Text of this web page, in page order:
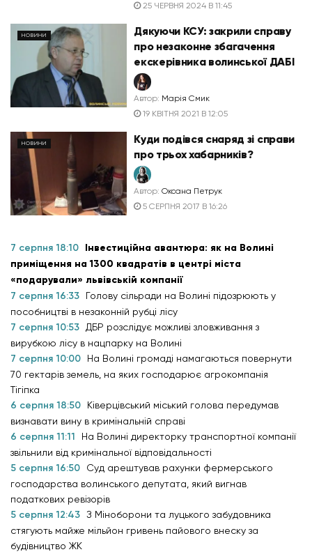
25 ЧЕРВНЯ 2024 В 11:45
НОВИНИ
Дякуючи КСУ: закрили справу
про незаконне збагачення
екскерівника волинської ДАБІ
Автор: Марія Смик
19 КВІТНЯ 2021 В 12:05
НОВИНИ
Куди подівся снаряд зі справи
про трьох хабарників?
Автор: Оксана Петрук
5 СЕРПНЯ 2017 В 16:26
7 серпня 18:10 Інвестиційна авантюра: як на Волині
приміщення на 1300 квадратів в центрі міста
«подарували» львівській компанії
7 серпня 16:33
Голову сільради на Волині підозрюють у
пособництві в незаконній рубці лісу
7 серпня 10:53
ДБР розслідує можливі зловживання з
вирубкою лісу в нацпарку на Волині
7 серпня 10:00
На Волині громаді намагаються повернути
70 гектарів земель, на яких господарює агрокомпанія
Тігіпка
6 серпня 18:50
Ківерцівський міський голова передумав
визнавати вину в кримінальній справі
6 серпня 11:11
На Волині директорку транспортної компанії
звільнили від кримінальної відповідальності
5 серпня 16:50
Суд арештував рахунки фермерського
господарства волинського депутата, який вигнав
податкових ревізорів
5 серпня 12:43 З Міноборони та луцького забудовника
стягують майже мільйон гривень пайового внеску за
будівництво ЖК